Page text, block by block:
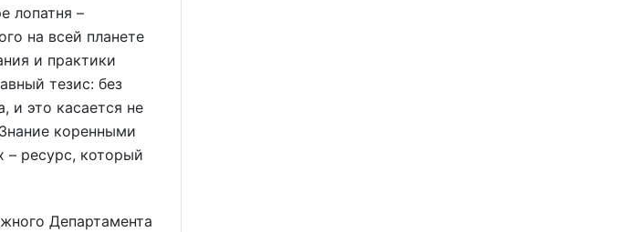
лопатня –
на всей планете
и практики
тезис: без
и это касается не
коренными
– ресурс, который
Департамента